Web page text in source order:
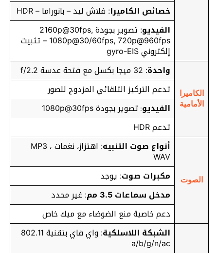
خصائص الكاميرا: فلاش ليد – بانوراما – HDR
الفيديو
: تصوير بجودة 2160p@30fps,
1080p@30/60fps, 720p@960fps – تثبيت
إلكتروني gyro-EIS
الكاميرا
الأمامية
واحدة: 32 ميجا بكسل مع فتحة عدسة f/2.2
تدعم التركيز التلقائي المزدوج للصور
الفيديو: تصوير بجودة 1080p@30fps
تدعم HDR
الصوت
أنواع صوت التنبيه : اهتزاز، نغمات MP3 ،
WAV
مكبرات صوت: يوجد
مدخل سماعات 3.5 مم
: غير محدد
دعم خاصية منع الضوضاء مع ميك خاص
الشبكة اللاسلكية : واي فاي بتقنية 802.11
a/b/g/n/ac